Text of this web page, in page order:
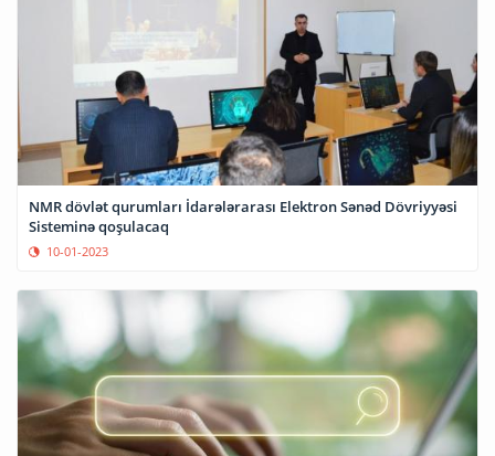
NMR dövlət qurumları İdarələrarası Elektron Sənəd Dövriyyəsi
Sisteminə qoşulacaq
10-01-2023